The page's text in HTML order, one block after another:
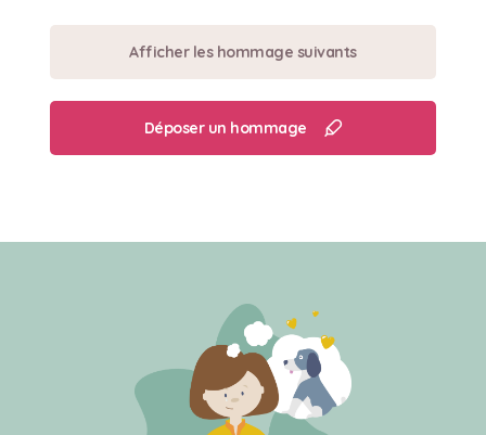
Afficher les hommage suivants
Déposer un hommage